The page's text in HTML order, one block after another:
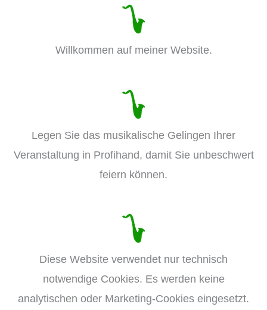
Willkommen auf meiner Website.
Legen Sie das musikalische Gelingen Ihrer
Veranstaltung in Profihand, damit Sie unbeschwert
feiern können.
Diese Website verwendet nur technisch
notwendige Cookies. Es werden keine
analytischen oder Marketing-Cookies eingesetzt.